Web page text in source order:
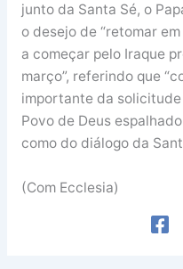
junto da Santa Sé, o
o desejo de “retomar
a começar pelo Iraque
março”, referindo que
importante da
Povo de Deus
como do diálogo da
(Com Ecclesia)